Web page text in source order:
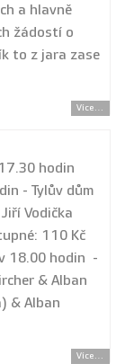
a hlavně
žádostí o
to z jara zase
Více...
hodin
- Tylův dům
Vodička
110 Kč
18.00 hodin -
& Alban
& Alban
Více...